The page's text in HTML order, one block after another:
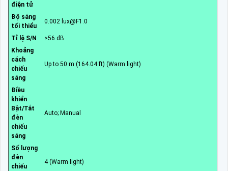
điện tử
Độ sáng
tối thiểu
0.002 lux@F1.0
Tỉ lệ S/N
>56 dB
Khoảng
cách
chiếu
sáng
Up to 50 m (164.04 ft) (Warm light)
Điều
khiển
Bật/Tắt
đèn
chiếu
sáng
Auto; Manual
Số lượng
đèn
chiếu
4 (Warm light)